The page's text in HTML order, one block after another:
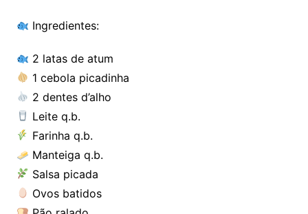
Ingredientes:
2 latas de atum
1 cebola picadinha
2 dentes d’alho
Leite q.b.
Farinha q.b.
Manteiga q.b.
Salsa picada
Ovos batidos